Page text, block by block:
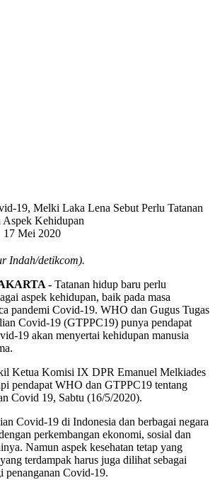
19, Melki Laka Lena Sebut Perlu Tatanan
Kehidupan
17 Mei 2020
Indah/detikcom).
- Tatanan hidup baru perlu
aspek kehidupan, baik pada masa
pandemi Covid-19. WHO dan Gugus Tugas
Covid-19 (GTPPC19) punya pendapat
19 akan menyertai kehidupan manusia
Ketua Komisi IX DPR Emanuel Melkiades
pendapat WHO dan GTPPC19 tentang
Covid 19, Sabtu (16/5/2020).
Covid-19 di Indonesia dan berbagai negara
perkembangan ekonomi, sosial dan
Namun aspek kesehatan tetap yang
terdampak harus juga dilihat sebagai
penanganan Covid-19.